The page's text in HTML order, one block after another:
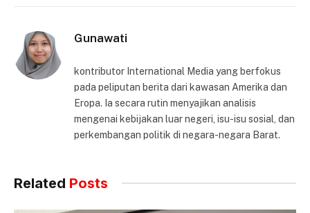
Gunawati
kontributor International Media yang berfokus
pada peliputan berita dari kawasan Amerika dan
Eropa. Ia secara rutin menyajikan analisis
mengenai kebijakan luar negeri, isu-isu sosial, dan
perkembangan politik di negara-negara Barat.
Related Posts